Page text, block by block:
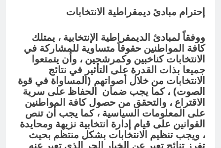
إحترام مبادئ ديمقراطية الانتخابات
ووفقاً لمبادئ الديمقراطية الإنتخابية ، يمتلك
كافة المواطنين حقوقاً متساوية للمشاركة في
الانتخابات كناخبين وكمرشحين ، وأن يتمتعوا
جميعا بذات القدرة على التأثير في نتائج
الانتخابات من خلال أصواتهم (المساواة في قوة
الصوت) ، كما يجب ضمان الحفاظ على سرية
الاقتراع ، والتحقق من حصول كافة المواطنين
على المعلومات السياسية ، كما يجب أن تنص
القوانين على قيام إدارة انتخابية نزيهة ومحايدة
، ويجب تنظيم الانتخابات بشكل منتظم بحيث
تفرز تنائج تعبر عن الخيار الحر الذي تعبر عنه